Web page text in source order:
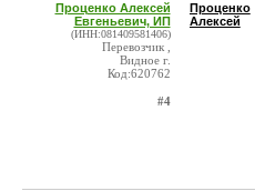
Проценко Алексей
Евгеньевич, ИП
(ИНН:081409581406)
Перевозчик ,
Видное г.
Код:620762
#4
Проценко
Алексей